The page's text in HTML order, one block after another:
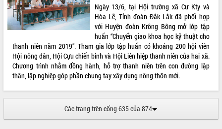
Ngày 13/6, tại Hội trường xã Cư Kty và
Hòa Lễ, Tỉnh đoàn Đắk Lắk đã phối hợp
với Huyện đoàn Krông Bông mở lớp tập
huấn “Chuyển giao khoa học kỹ thuật cho
thanh niên năm 2019”. Tham gia lớp tập huấn có khoảng 200 hội viên
Hội nông dân, Hội Cựu chiến binh và Hội Liên hiệp thanh niên của hai xã.
Chương trình nhằm đồng hành, hỗ trợ thanh niên trên con đường lập
thân, lập nghiệp góp phần chung tay xây dụng nông thôn mới.
Các trang trên cổng 635 của 874